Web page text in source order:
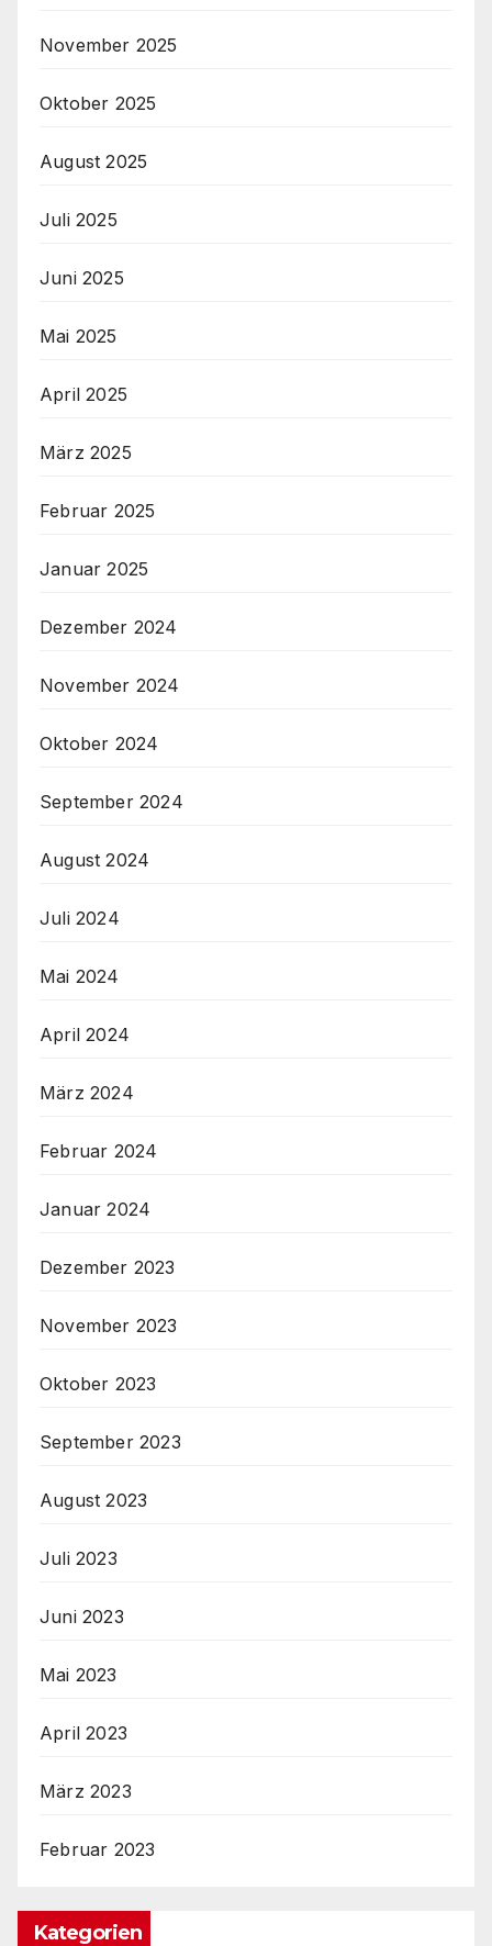
November 2025
Oktober 2025
August 2025
Juli 2025
Juni 2025
Mai 2025
April 2025
März 2025
Februar 2025
Januar 2025
Dezember 2024
November 2024
Oktober 2024
September 2024
August 2024
Juli 2024
Mai 2024
April 2024
März 2024
Februar 2024
Januar 2024
Dezember 2023
November 2023
Oktober 2023
September 2023
August 2023
Juli 2023
Juni 2023
Mai 2023
April 2023
März 2023
Februar 2023
Kategorien